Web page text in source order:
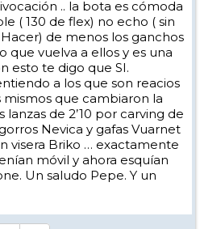
.. la bota es cómoda
( 130 de flex) no echo ( sin
de menos los ganchos
que vuelva a ellos y es una
esto te digo que SI.
a los que son reacios
que cambiaron la
de 2’10 por carving de
Nevica y gafas Vuarnet
visera Briko … exactamente
móvil y ahora esquían
Un saludo Pepe. Y un